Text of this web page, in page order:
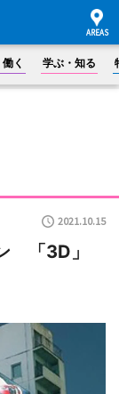
く 学ぶ・知る
2021.10.15
「3D」